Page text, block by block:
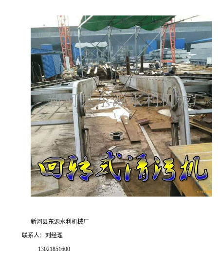
新河县东源水利机械厂
联系人：刘经理
13021851600